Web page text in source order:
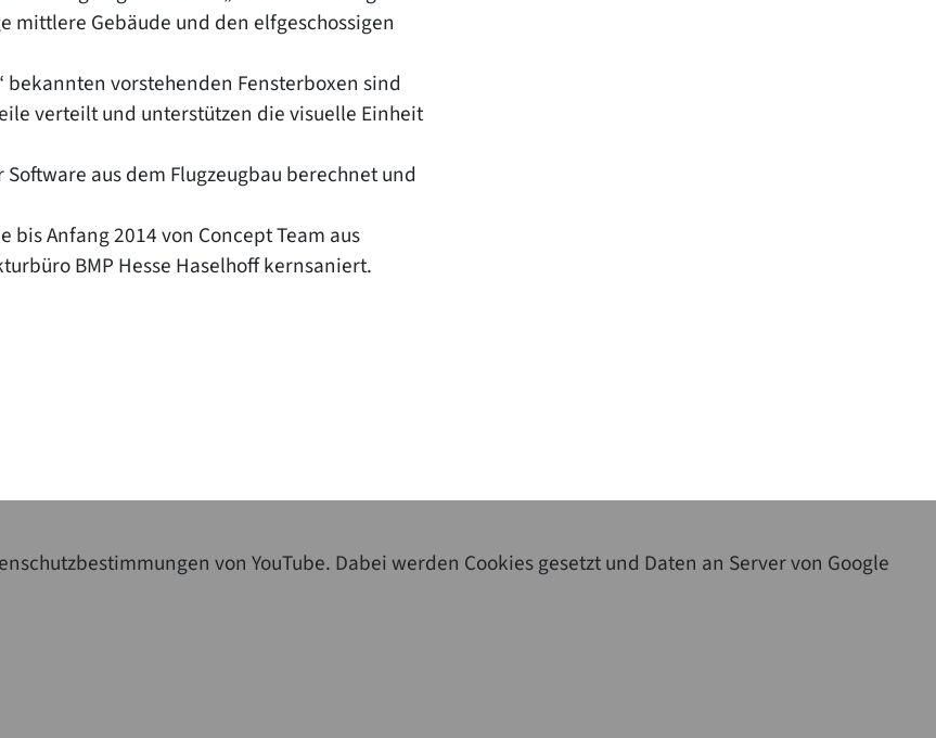
mittlere Gebäude und den elfgeschossigen
bekannten vorstehenden Fensterboxen sind
verteilt und unterstützen die visuelle Einheit
aus dem Flugzeugbau berechnet und
bis Anfang 2014 von Concept Team aus
BMP Hesse Haselhoff kernsaniert.
von YouTube. Dabei werden Cookies gesetzt und Daten an Server von Google